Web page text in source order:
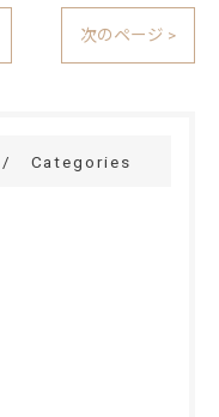
次のページ >
Categories